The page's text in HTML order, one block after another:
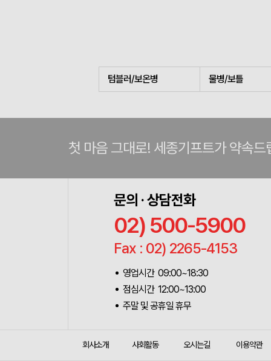
텀블러/보온병 물병/보틀
첫 마음 그대로! 세종기프트가 약속드
문의 · 상담전화
02) 500-5900
Fax : 02) 2265-4153
영업시간 09:00~18:30
점심시간 12:00~13:00
주말 및 공휴일 휴무
회사소개 사회활동 오시는길 이용약관